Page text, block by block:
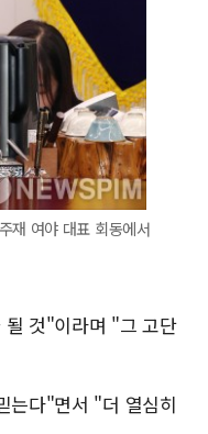
재 여야 대표 회동에서
될 것"이라며 "그 고단
는다"면서 "더 열심히